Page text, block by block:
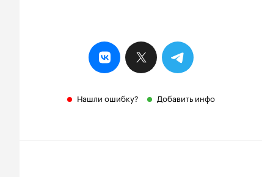
Нашли ошибку? Добавить инфо